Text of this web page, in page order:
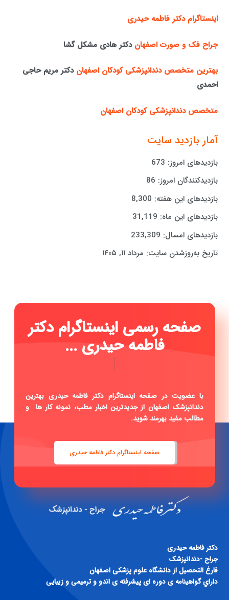
اینستاگرام دکتر فاطمه حیدری
جراح فک و صورت اصفهان دکتر هادی مشکل گشا
بهترین متخصص دندانپزشکی کودکان اصفهان دکتر مریم حاجی
احمدی
متخصص دندانپزشکی کودکان اصفهان
آمار بازدید سایت
بازدیدهای امروز: 673
بازدیدکنندگان امروز: 86
بازدیدهای این هفته: 8,300
بازدیدهای این ماه: 31,119
بازدیدهای امسال: 233,309
تاریخ به‌روزشدن سایت: مرداد ۱۱, ۱۴۰۵
صفحه رسمی اینستاگرام دکتر
فاطمه حیدری ...
|
با عضویت در صفحه اینستاگرام دکتر فاطمه حیدری بهترین
دندانپزشک اصفهان از جدیدترین اخبار مطب، نمونه کار ها و
مطالب مفید بهرمند شوید.
صفحه اینستاگرام دکتر فاطمه حیدری
دكتر فاطمه حيدری
جراح -دندانپزشک
فارغ التحصيل از دانشگاه علوم پزشكی اصفهان
داراي گواهينامه ی دوره ای پيشرفته ی اندو و ترميمی و زيبايی